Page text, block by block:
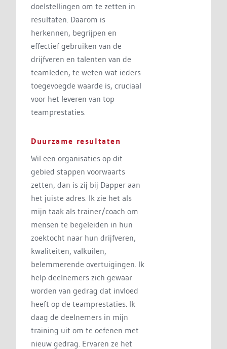
doelstellingen om te zetten in
resultaten. Daarom is
herkennen, begrijpen en
effectief gebruiken van de
drijfveren en talenten van de
teamleden, te weten wat ieders
toegevoegde waarde is, cruciaal
voor het leveren van top
teamprestaties.
Duurzame resultaten
Wil een organisaties op dit
gebied stappen voorwaarts
zetten, dan is zij bij Dapper aan
het juiste adres. Ik zie het als
mijn taak als trainer/coach om
mensen te begeleiden in hun
zoektocht naar hun drijfveren,
kwaliteiten, valkuilen,
belemmerende overtuigingen. Ik
help deelnemers zich gewaar
worden van gedrag dat invloed
heeft op de teamprestaties. Ik
daag de deelnemers in mijn
training uit om te oefenen met
nieuw gedrag. Ervaren ze het